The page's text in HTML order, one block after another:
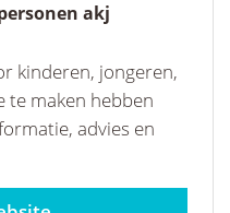
akj
kinderen, jongeren,
te maken hebben
advies en